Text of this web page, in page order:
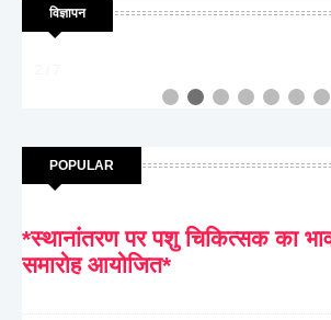
विज्ञापन
POPULAR
*स्थानांतरण पर पशु चिकित्सक का
समारोह आयोजित*